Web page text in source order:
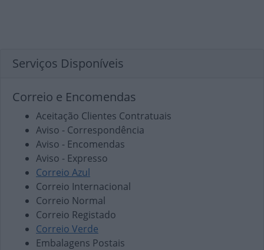
Serviços Disponíveis
Correio e Encomendas
Aceitação Clientes Contratuais
Aviso - Correspondência
Aviso - Encomendas
Aviso - Expresso
Correio Azul
Correio Internacional
Correio Normal
Correio Registado
Correio Verde
Embalagens Postais